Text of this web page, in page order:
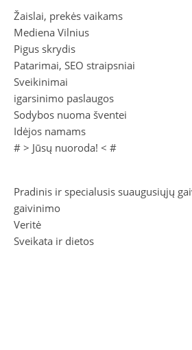
Žaislai, prekės vaikams
Mediena Vilnius
Pigus skrydis
Patarimai, SEO straipsniai
Sveikinimai
igarsinimo paslaugos
Sodybos nuoma šventei
Idėjos namams
# > Jūsų nuoroda! < #
Pradinis ir specialusis suaugusiųjų
gaivinimo
Veritė
Sveikata ir dietos